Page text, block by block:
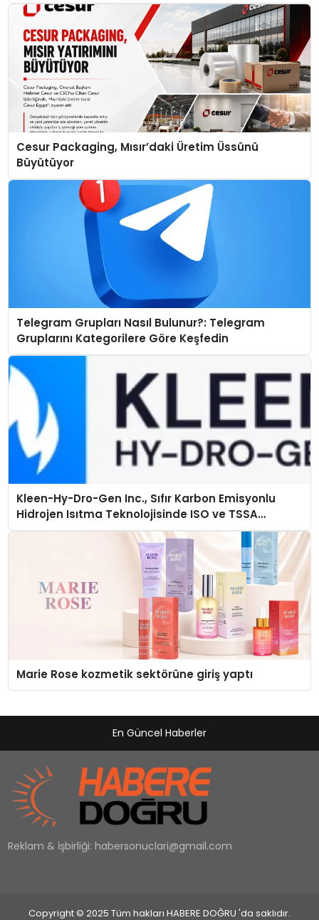
Cesur Packaging, Mısır’daki Üretim Üssünü
Büyütüyor
Telegram Grupları Nasıl Bulunur?: Telegram
Gruplarını Kategorilere Göre Keşfedin
Kleen-Hy-Dro-Gen Inc., Sıfır Karbon Emisyonlu
Hidrojen Isıtma Teknolojisinde ISO ve TSSA
Düzenleyici Onaylarını Aldı
Marie Rose kozmetik sektörüne giriş yaptı
En Güncel Haberler
Reklam & İşbirliği: habersonuclari@gmail.com
Copyright © 2025 Tüm hakları HABERE DOĞRU 'da saklıdır.